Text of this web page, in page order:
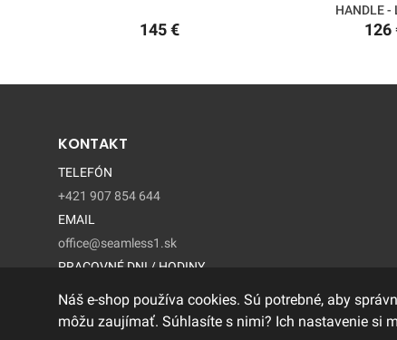
145 €
HANDLE -
126
KONTAKT
TELEFÓN
+421 907 854 644
EMAIL
office@seamless1.sk
PRACOVNÉ DNI / HODINY
Náš e-shop používa cookies. Sú potrebné, aby
môžu zaujímať. Súhlasíte s nimi? Ich nastavenie si